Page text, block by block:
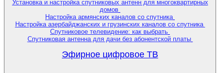
Установка и настройка спутниковых антенн для многоквартирных
домов
Настройка армянских каналов со спутника
Настройка азербайджанских и грузинских каналов со спутника
Спутниковое телевидение: как выбрать
Спутниковая антенна для дачи без абонентской платы
Эфирное цифровое ТВ